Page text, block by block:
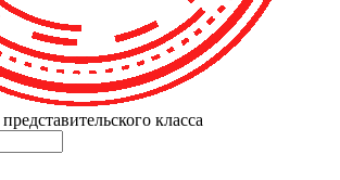
класса